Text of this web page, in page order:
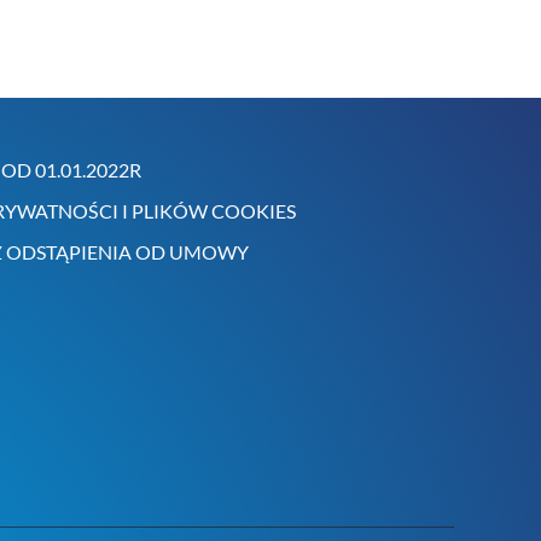
01.01.2022R
I PLIKÓW COOKIES
ODSTĄPIENIA OD UMOWY